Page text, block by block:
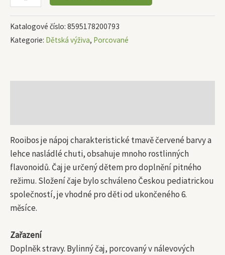
Katalogové číslo: 8595178200793
Kategorie: Dětská výživa, Porcované
Rooibos je nápoj charakteristické tmavě červené barvy a
lehce nasládlé chuti, obsahuje mnoho rostlinných
flavonoidů. Čaj je určený dětem pro doplnění pitného
režimu. Složení čaje bylo schváleno Českou pediatrickou
společností, je vhodné pro děti od ukončeného 6.
měsíce.
Zařazení
Doplněk stravy. Bylinný čaj, porcovaný v nálevových